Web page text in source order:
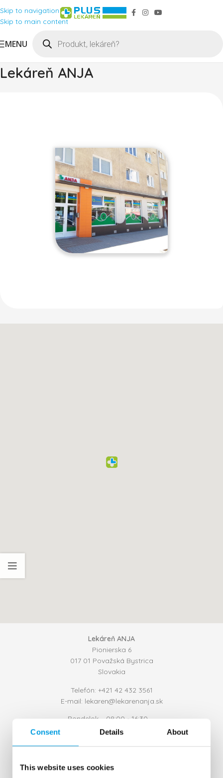
Consent Details About
This website uses cookies
Skip to navigation
Skip to main content
MENU
Lekáreň ANJA
Lekáreň ANJA
Pionierska 6
017 01 Považská Bystrica
Slovakia
Telefón: +421 42 432 3561
E-mail: lekaren@lekarenanja.sk
Pondelok
08:00 - 16:30
08:00 - 16:30
08:00 - 16:30
Štvrtok
08:00 - 16:30
Sobota
Zatvorené